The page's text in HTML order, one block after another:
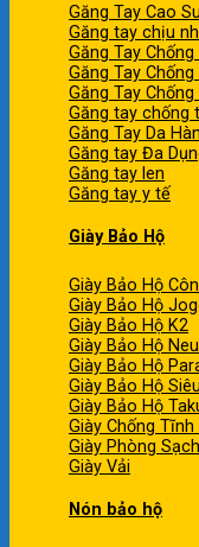
Găng Tay Cao Su
Găng tay chịu
Găng Tay Chống
Găng Tay Chống
Găng Tay
Găng tay chống
Găng Tay Da Hàn
Găng tay Đa
Găng tay len
Găng tay y tế
Giày Bảo Hộ
Giày Bảo Hộ
Giày Bảo Hộ
Giày Bảo Hộ K2
Giày Bảo Hộ
Giày Bảo Hộ
Giày Bảo Hộ
Giày Bảo Hộ
Giày Chống
Giày Phòng
Giày Vải
Nón bảo hộ